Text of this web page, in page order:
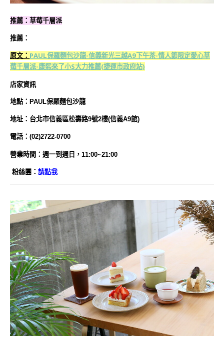
推薦：草莓千層派
推薦：
原文： PAUL保羅麵包沙龍-信義新光三越A9下午茶-情人節限定愛心草
莓千層派-康熙來了小S大力推薦(捷運市政府站)
店家資訊
地點：PAUL保羅麵包沙龍
地址：台北市信義區松壽路9號2樓(信義A9館)
電話：(02)2722-0700
營業時間：週一到週日，11:00~21:00
粉絲團： 請點我